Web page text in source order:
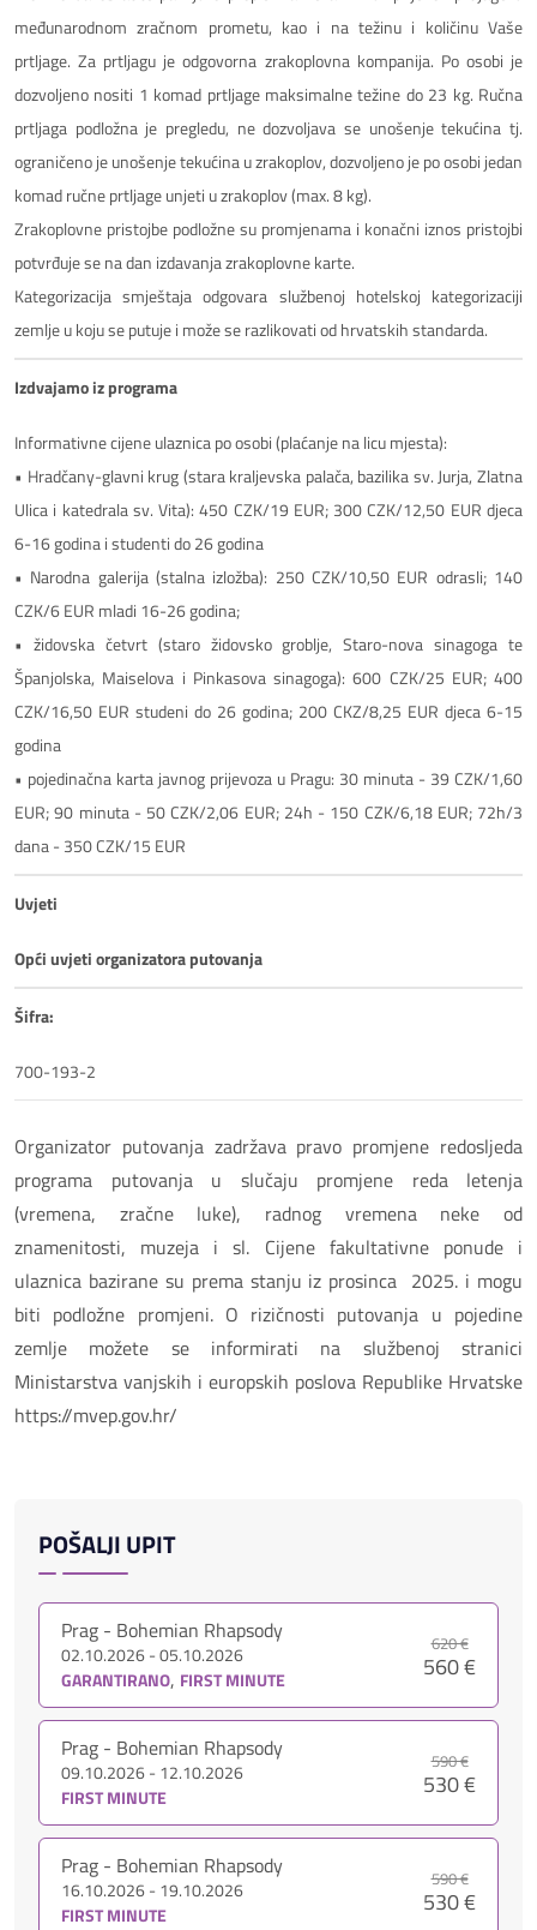
međunarodnom zračnom prometu, kao i na težinu i količinu Vaše
prtljage. Za prtljagu je odgovorna zrakoplovna kompanija. Po osobi je
dozvoljeno nositi 1 komad prtljage maksimalne težine do 23 kg. Ručna
prtljaga podložna je pregledu, ne dozvoljava se unošenje tekućina tj.
ograničeno je unošenje tekućina u zrakoplov, dozvoljeno je po osobi jedan
komad ručne prtljage unjeti u zrakoplov (max. 8 kg).
Zrakoplovne pristojbe podložne su promjenama i konačni iznos pristojbi
potvrđuje se na dan izdavanja zrakoplovne karte.
Kategorizacija smještaja odgovara službenoj hotelskoj kategorizaciji
zemlje u koju se putuje i može se razlikovati od hrvatskih standarda.
Izdvajamo iz programa
Informativne cijene ulaznica po osobi (plaćanje na licu mjesta):
• Hradčany-glavni krug (stara kraljevska palača, bazilika sv. Jurja, Zlatna
Ulica i katedrala sv. Vita): 450 CZK/19 EUR; 300 CZK/12,50 EUR djeca
6-16 godina i studenti do 26 godina
• Narodna galerija (stalna izložba): 250 CZK/10,50 EUR odrasli; 140
CZK/6 EUR mladi 16-26 godina;
• židovska četvrt (staro židovsko groblje, Staro-nova sinagoga te
Španjolska, Maiselova i Pinkasova sinagoga): 600 CZK/25 EUR; 400
CZK/16,50 EUR studeni do 26 godina; 200 CKZ/8,25 EUR djeca 6-15
godina
• pojedinačna karta javnog prijevoza u Pragu: 30 minuta - 39 CZK/1,60
EUR; 90 minuta - 50 CZK/2,06 EUR; 24h - 150 CZK/6,18 EUR; 72h/3
dana - 350 CZK/15 EUR
Uvjeti
Opći uvjeti organizatora putovanja
Šifra:
700-193-2
Organizator putovanja zadržava pravo promjene redosljeda
programa putovanja u slučaju promjene reda letenja
(vremena, zračne luke), radnog vremena neke od
znamenitosti, muzeja i sl. Cijene fakultativne ponude i
ulaznica bazirane su prema stanju iz prosinca 2025. i mogu
biti podložne promjeni. O rizičnosti putovanja u pojedine
zemlje možete se informirati na službenoj stranici
Ministarstva vanjskih i europskih poslova Republike Hrvatske
https://mvep.gov.hr/
POŠALJI UPIT
Prag - Bohemian Rhapsody
02.10.2026 - 05.10.2026
GARANTIRANO, FIRST MINUTE
620 €
560 €
Prag - Bohemian Rhapsody
09.10.2026 - 12.10.2026
FIRST MINUTE
590 €
530 €
Prag - Bohemian Rhapsody
16.10.2026 - 19.10.2026
FIRST MINUTE
590 €
530 €